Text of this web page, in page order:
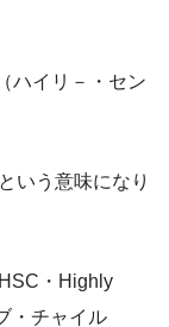
ハイリ－・セン
いう意味になり
・Highly
・チャイル